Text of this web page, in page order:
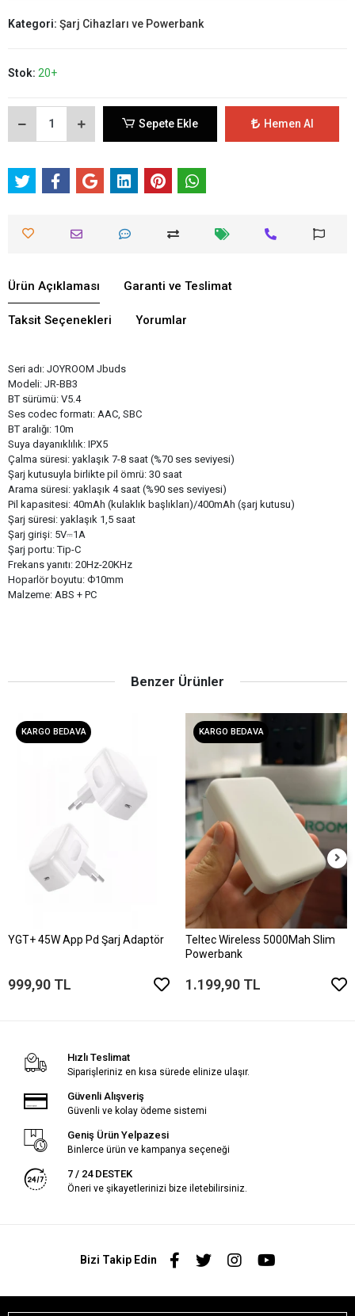
Kategori: Şarj Cihazları ve Powerbank
Stok: 20+
Sepete Ekle Hemen Al
Ürün Açıklaması Garanti ve Teslimat
Taksit Seçenekleri Yorumlar
Seri adı: JOYROOM Jbuds
Modeli: JR-BB3
BT sürümü: V5.4
Ses codec formatı: AAC, SBC
BT aralığı: 10m
Suya dayanıklılık: IPX5
Çalma süresi: yaklaşık 7-8 saat (%70 ses seviyesi)
Şarj kutusuyla birlikte pil ömrü: 30 saat
Arama süresi: yaklaşık 4 saat (%90 ses seviyesi)
Pil kapasitesi: 40mAh (kulaklık başlıkları)/400mAh (şarj kutusu)
Şarj süresi: yaklaşık 1,5 saat
Şarj girişi: 5V⎓1A
Şarj portu: Tip-C
Frekans yanıtı: 20Hz-20KHz
Hoparlör boyutu: Ф10mm
Malzeme: ABS + PC
Benzer Ürünler
KARGO BEDAVA
YGT+ 45W App Pd Şarj Adaptör
999,90 TL
KARGO BEDAVA
Teltec Wireless 5000Mah Slim
Powerbank
1.199,90 TL
Hızlı Teslimat
Siparişleriniz en kısa sürede elinize ulaşır.
Güvenli Alışveriş
Güvenli ve kolay ödeme sistemi
Geniş Ürün Yelpazesi
Binlerce ürün ve kampanya seçeneği
7 / 24 DESTEK
Öneri ve şikayetlerinizi bize iletebilirsiniz.
Bizi Takip Edin